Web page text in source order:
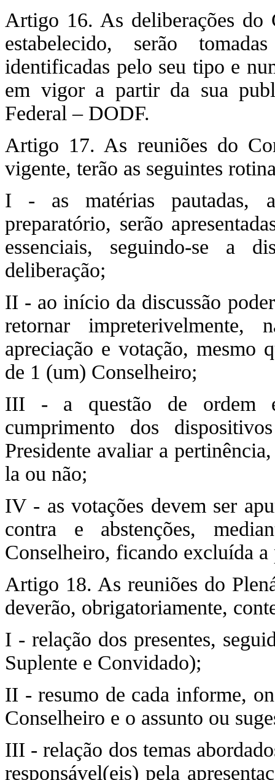
Artigo 16. As deliberações do
estabelecido, serão
identificadas pelo seu tipo e
em vigor a partir da sua
Federal – DODF.
Artigo 17. As reuniões do
vigente, terão as seguintes
I - as matérias pautadas,
preparatório, serão
essenciais, seguindo-se a
deliberação;
II - ao início da discussão
retornar impreterivelmente,
apreciação e votação, mesmo
de 1 (um) Conselheiro;
III - a questão de ordem
cumprimento dos
Presidente avaliar a
la ou não;
IV - as votações devem ser
contra e abstenções,
Conselheiro, ficando excluída
Artigo 18. As reuniões do
deverão, obrigatoriamente,
I - relação dos presentes,
Suplente e Convidado);
II - resumo de cada informe,
Conselheiro e o assunto ou
III - relação dos temas
responsável(eis) pela